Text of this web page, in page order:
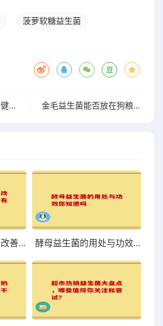
菠萝软糖益生菌
谷氨酰胺冻干益生菌：健康新助力营养丰富功效多 金毛益生菌能否放在狗粮里喂
八联益生菌旗舰店：改善肠道，体验前所未有的轻盈与舒适 酵母益生菌的用处与功效你知道吗